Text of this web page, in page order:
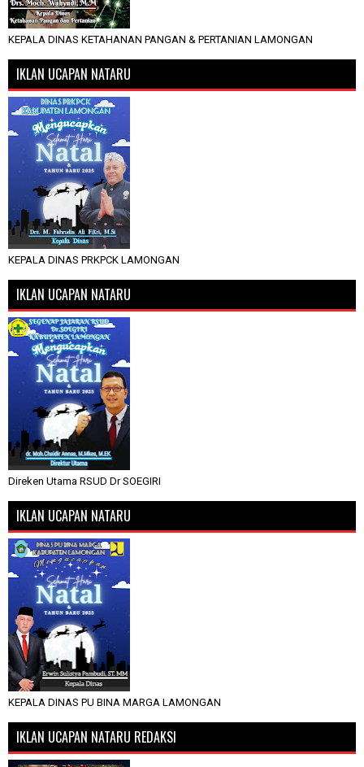
KEPALA DINAS KETAHANAN PANGAN & PERTANIAN LAMONGAN
IKLAN UCAPAN NATARU
KEPALA DINAS PRKPCK LAMONGAN
IKLAN UCAPAN NATARU
Direken Utama RSUD Dr SOEGIRI
IKLAN UCAPAN NATARU
KEPALA DINAS PU BINA MARGA LAMONGAN
IKLAN UCAPAN NATARU REDAKSI